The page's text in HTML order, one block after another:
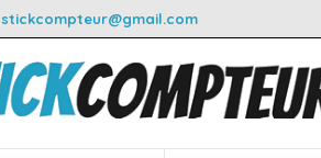
stickcompteur@gmail.com